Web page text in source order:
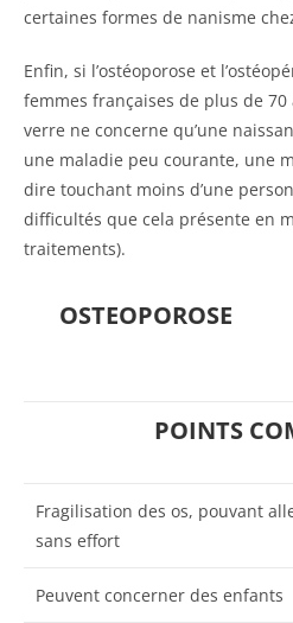
certaines formes de nanisme
Enfin, si l’ostéoporose et
femmes françaises de plus de
verre ne concerne qu’une
une maladie peu courante, une
dire touchant moins d’une
difficultés que cela présente en
traitements).
OSTEOPOROSE
POINTS
Fragilisation des os, pouvant
sans effort
Peuvent concerner des enfants